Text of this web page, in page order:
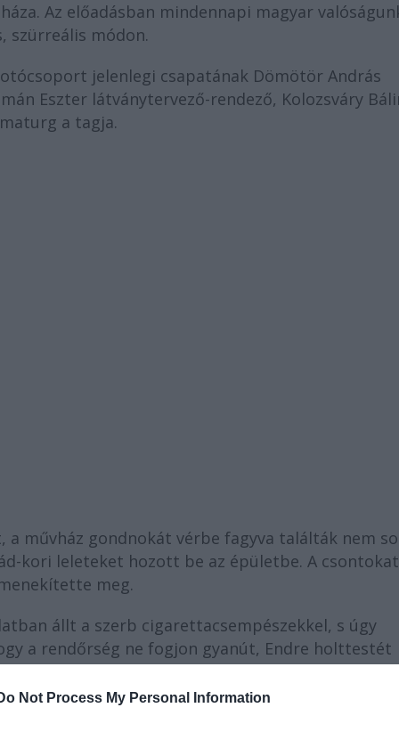
Not Process My Personal Information
Az előadásban mindennapi magyar
szürreális módon.
jelenlegi csapatának Dömötör András
Eszter látványtervező-rendező, Kolozsváry
a tagja.
művház gondnokát vérbe fagyva találták nem
kori leleteket hozott be az épületbe. A
meg.
állt a szerb cigarettacsempészekkel, s úgy
a rendőrség ne fogjon gyanút, Endre holttestét
állították be.
ért véget!